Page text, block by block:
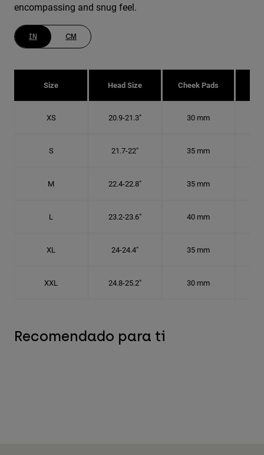
encompassing and snug feel.
IN CM
Size Head Size Cheek Pads
XS 20.9-21.3" 30 mm
S 21.7-22" 35 mm
M 22.4-22.8" 35 mm
L 23.2-23.6" 40 mm
XL 24-24.4" 35 mm
XXL 24.8-25.2" 30 mm
Recomendado para ti